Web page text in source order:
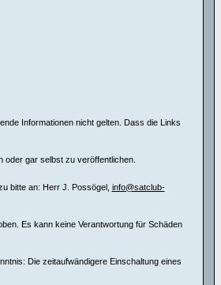
Informationen nicht gelten. Dass die Links
gar selbst zu veröffentlichen.
bitte an: Herr J. Possögel, info@satclub-
Es kann keine Verantwortung für Schäden
Die zeitaufwändigere Einschaltung eines